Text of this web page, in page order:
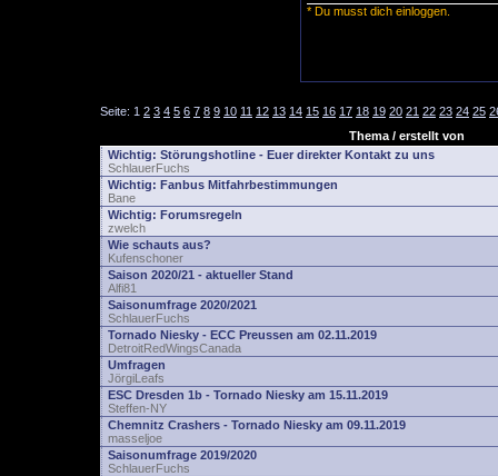
* Du musst dich einloggen.
Seite: 1 2 3 4 5 6 7 8 9 10 11 12 13 14 15 16 17 18 19 20 21 22 23 24 25
Thema / erstellt von
Wichtig: Störungshotline - Euer direkter Kontakt zu uns
SchlauerFuchs
Wichtig: Fanbus Mitfahrbestimmungen
Bane
Wichtig: Forumsregeln
zwelch
Wie schauts aus?
Kufenschoner
Saison 2020/21 - aktueller Stand
Alfi81
Saisonumfrage 2020/2021
SchlauerFuchs
Tornado Niesky - ECC Preussen am 02.11.2019
DetroitRedWingsCanada
Umfragen
JörgiLeafs
ESC Dresden 1b - Tornado Niesky am 15.11.2019
Steffen-NY
Chemnitz Crashers - Tornado Niesky am 09.11.2019
masseljoe
Saisonumfrage 2019/2020
SchlauerFuchs